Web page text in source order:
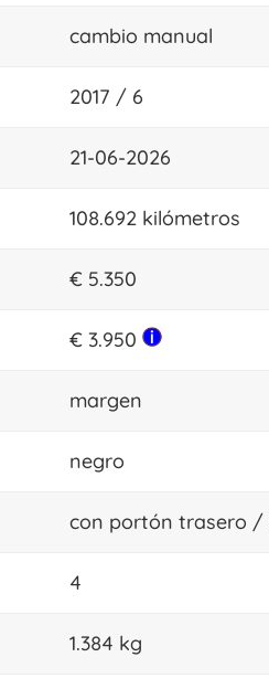
cambio manual
2017 / 6
21-06-2026
108.692 kilómetros
€ 5.350
€ 3.950
margen
negro
con portón trasero /
4
1.384 kg